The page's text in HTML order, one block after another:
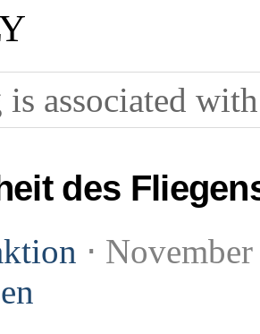
associated
des
⋅